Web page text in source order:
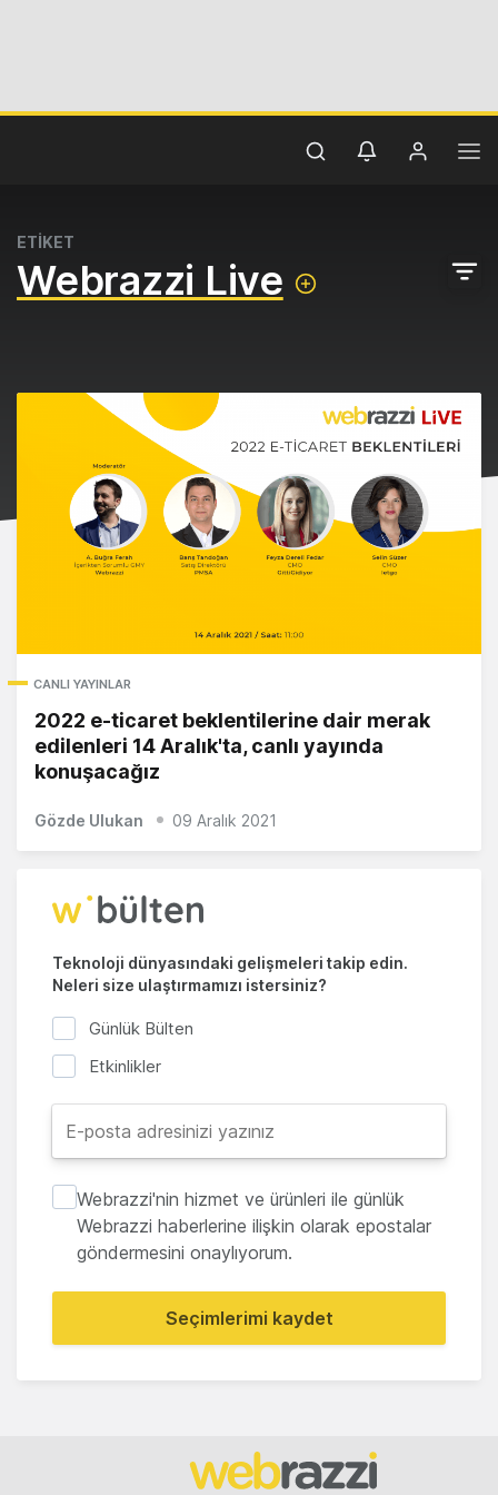
ETİKET
Webrazzi Live
CANLI YAYINLAR
2022 e-ticaret beklentilerine dair merak
edilenleri 14 Aralık'ta, canlı yayında
konuşacağız
Gözde Ulukan 09 Aralık 2021
Teknoloji dünyasındaki gelişmeleri takip edin.
Neleri size ulaştırmamızı istersiniz?
Günlük Bülten
Etkinlikler
Webrazzi'nin hizmet ve ürünleri ile günlük
Webrazzi haberlerine ilişkin olarak epostalar
göndermesini onaylıyorum.
Seçimlerimi kaydet